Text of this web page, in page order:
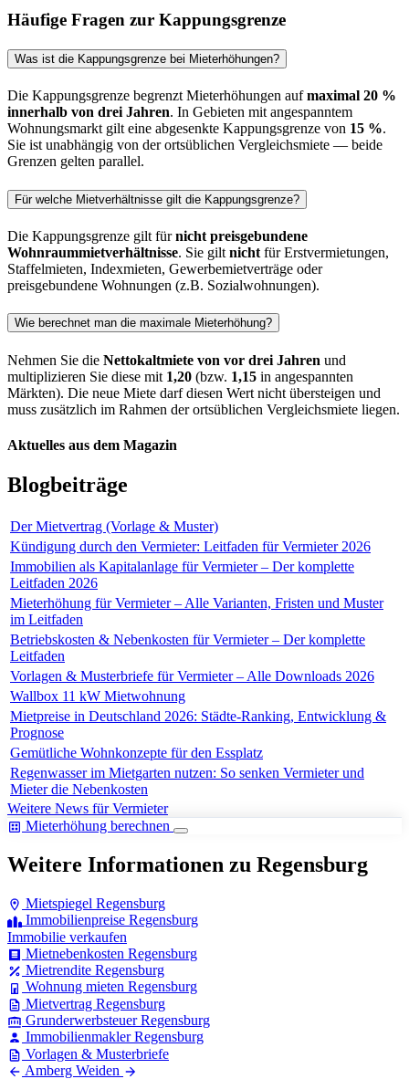
Häufige Fragen zur Kappungsgrenze
Was ist die Kappungsgrenze bei Mieterhöhungen?
Die Kappungsgrenze begrenzt Mieterhöhungen aufmaximal 20 %
innerhalb von drei Jahren. In Gebieten mit angespanntem
Wohnungsmarkt gilt eine abgesenkte Kappungsgrenze von 15 %.
Sie ist unabhängig von der ortsüblichen Vergleichsmiete — beide
Grenzen gelten parallel.
Für welche Mietverhältnisse gilt die Kappungsgrenze?
Die Kappungsgrenze gilt fürnicht preisgebundene
Wohnraummietverhältnisse. Sie gilt nicht für Erstvermietungen,
Staffelmieten, Indexmieten, Gewerbemietverträge oder
preisgebundene Wohnungen (z.B. Sozialwohnungen).
Wie berechnet man die maximale Mieterhöhung?
Nehmen Sie die Nettokaltmiete von vor drei Jahren und
multiplizieren Sie diese mit 1,20 (bzw. 1,15 in angespannten
Märkten). Die neue Miete darf diesen Wert nicht übersteigen und
muss zusätzlich im Rahmen der ortsüblichen Vergleichsmiete liegen.
Aktuelles aus dem Magazin
Blogbeiträge
Der Mietvertrag (Vorlage & Muster)
Kündigung durch den Vermieter: Leitfaden für Vermieter 2026
Immobilien als Kapitalanlage für Vermieter – Der komplette
Leitfaden 2026
Mieterhöhung für Vermieter – Alle Varianten, Fristen und Muster
im Leitfaden
Betriebskosten & Nebenkosten für Vermieter – Der komplette
Leitfaden
Vorlagen & Musterbriefe für Vermieter – Alle Downloads 2026
Wallbox 11 kW Mietwohnung
Mietpreise in Deutschland 2026: Städte-Ranking, Entwicklung &
Prognose
Gemütliche Wohnkonzepte für den Essplatz
Regenwasser im Mietgarten nutzen: So senken Vermieter und
Mieter die Nebenkosten
Weitere News für Vermieter
Mieterhöhung berechnen
Weitere Informationen zu Regensburg
Mietspiegel Regensburg
Immobilienpreise Regensburg
Immobilie verkaufen
Mietnebenkosten Regensburg
Mietrendite Regensburg
Wohnung mieten Regensburg
Mietvertrag Regensburg
Grunderwerbsteuer Regensburg
Immobilienmakler Regensburg
Vorlagen & Musterbriefe
Amberg Weiden